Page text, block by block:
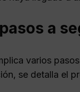
a
varios
se detalla el